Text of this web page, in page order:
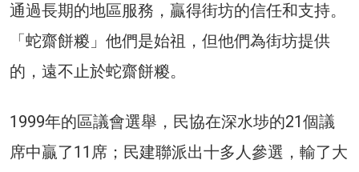
通過長期的地區服務，贏得街坊的信任和支持。
「蛇齋餅糉」他們是始祖，但他們為街坊提供
的，遠不止於蛇齋餅糉。
1999年的區議會選舉，民協在深水埗的21個議
席中贏了11席；民建聯派出十多人參選，輸了大